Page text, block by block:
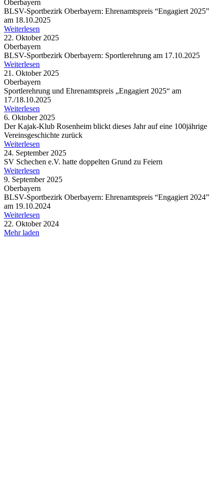
Oberbayern
BLSV-Sport­be­zirk Ober­bay­ern: Ehren­amts­preis “Enga­giert 2025”
am 18.10.2025
Weiterlesen
22. Oktober 2025
Oberbayern
BLSV-Sport­be­zirk Ober­bay­ern: Sport­ler­eh­rung am 17.10.2025
Weiterlesen
21. Oktober 2025
Oberbayern
Sport­ler­eh­rung und Ehren­amts­preis „Enga­giert 2025“ am
17./18.10.2025
Weiterlesen
6. Oktober 2025
Der Kajak-Klub Rosen­heim blickt dieses Jahr auf eine 100jährige
Vereins­ge­schichte zurück
Weiterlesen
24. September 2025
SV Sche­chen e.V. hatte doppel­ten Grund zu Feiern
Weiterlesen
9. September 2025
Oberbayern
BLSV-Sport­be­zirk Ober­bay­ern: Ehren­amts­preis “Enga­giert 2024”
am 19.10.2024
Weiterlesen
22. Oktober 2024
Mehr laden